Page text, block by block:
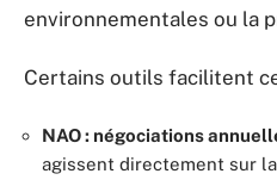
environnementales ou la
Certains outils facilitent
NAO : négociations
agissent directement sur